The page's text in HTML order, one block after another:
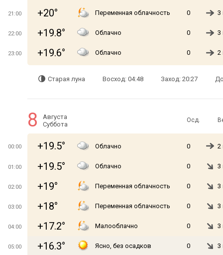
21:00 +20° Переменная облачность 0 3
22:00 +19.8° Облачно 0 3
23:00 +19.6° Облачно 0 2
Старая луна Восход: 04:48 Заход: 20:27
8
Августа
Суббота
Осд.
00:00 +19.5° Облачно 0 2
01:00 +19.5° Облачно 0 3
02:00 +19° Переменная облачность 0 3
03:00 +18° Переменная облачность 0 3
04:00 +17.2° Малооблачно 0 3
05:00 +16.3° Ясно, без осадков 0 3